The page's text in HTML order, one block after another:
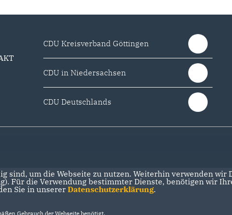
CDU Kreisverband Göttingen
CDU in Niedersachsen
CDU Deutschlands
sind, um die Webseite zu nutzen. Weiterhin verwenden
Für die Verwendung bestimmter Dienste, benötigen wir
Sie in unserer Datenschutzerklärung.
Gebrauch der Webseite benötigt.